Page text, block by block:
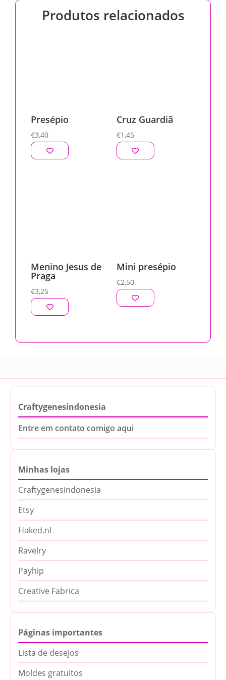
Produtos relacionados
Presépio
€3,40
Cruz Guardiã
€1,45
Menino Jesus de
Praga
€3,25
Mini presépio
€2,50
Craftygenesindonesia
Entre em contato comigo aqui
Minhas lojas
Craftygenesindonesia
Etsy
Haked.nl
Ravelry
Payhip
Creative Fabrica
Páginas importantes
Lista de desejos
Moldes gratuitos